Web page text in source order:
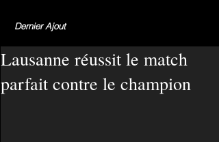
Dernier Ajout
Lausanne réussit le match
parfait contre le champion